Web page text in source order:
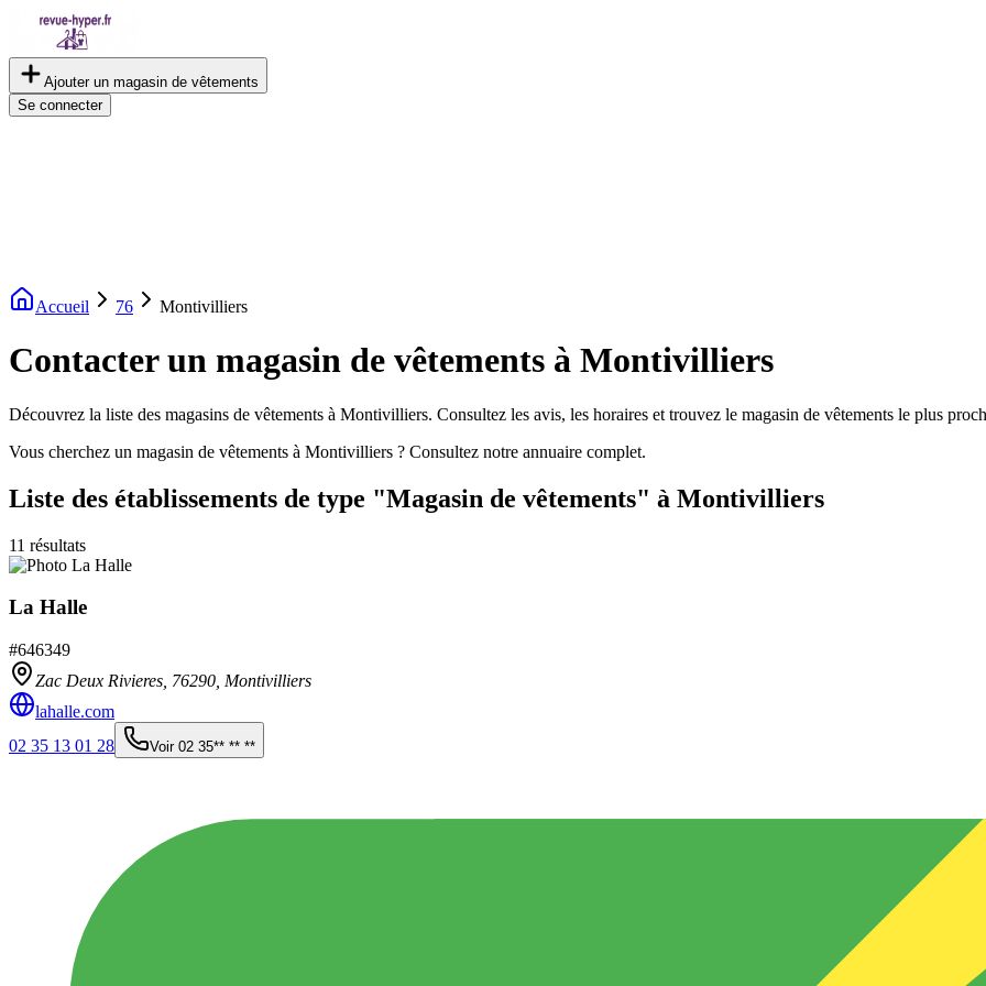
Ajouter un magasin de vêtements
Se connecter
Accueil 76 Montivilliers
Contacter un magasin de vêtements à Montivilliers
Découvrez la liste des magasins de vêtements à Montivilliers. Consultez les avis, les horaires et trouvez le magasin de vêtements le plus
Vous cherchez un magasin de vêtements à Montivilliers ? Consultez notre annuaire complet.
Liste des établissements de type "Magasin de vêtements" à Montivilliers
11 résultats
La Halle
#646349
Zac Deux Rivieres, 76290 Montivilliers
lahalle.com
02 35 13 01 28
Voir 02 35** ** **